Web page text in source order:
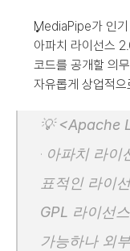
MediaPipe가 인기
아파치 라이선스
코드를 공개할 의
자유롭게 상업적
💡 <Apache
· 아파치 라이
표적인 라이
GPL 라이선
가능하나 외